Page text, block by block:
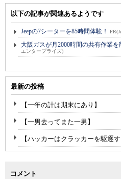
以下の記事が関連あるようです
Jeepの7シーターを85時間体験！
大阪ガスが月2000時間の共有作業
エンタープライズ)
最新の投稿
【一年の計は期末にあり】
【一男去ってまた一男】
【ハッカーはクラッカーを駆逐す
コメント